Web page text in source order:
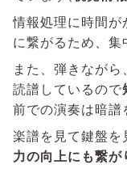
情報処理に時間が
に繋がるため、集
また、弾きなが
読譜しているので
前での演奏は暗譜
楽譜を見て鍵盤を
力の向上にも繋が